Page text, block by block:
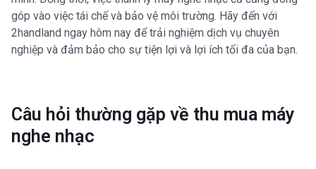
góp vào việc tái chế và bảo vệ môi trường. Hãy đến với
2handland ngay hôm nay để trải nghiệm dịch vụ chuyên
nghiệp và đảm bảo cho sự tiện lợi và lợi ích tối đa của bạn.
Câu hỏi thường gặp về thu mua máy
nghe nhạc